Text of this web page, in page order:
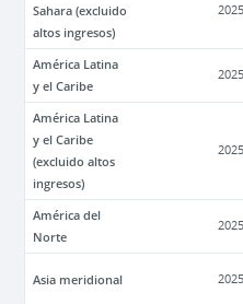
Sahara (excluido
altos ingresos)
2025
América Latina
y el Caribe
2025
América Latina
y el Caribe
(excluido altos
ingresos)
2025
América del
Norte
2025
Asia meridional 2025